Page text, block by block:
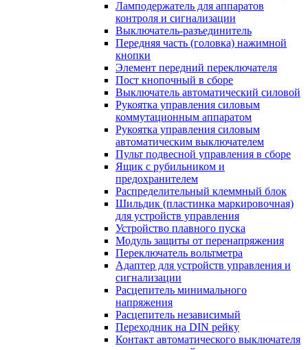
Ламподержатель для аппаратов
контроля и сигнализации
Выключатель-разъединитель
Передняя часть (головка) нажимной
кнопки
Элемент передний переключателя
Пост кнопочный в сборе
Выключатель автоматический силовой
Рукоятка управления силовым
коммутационным аппаратом
Рукоятка управления силовым
автоматическим выключателем
Пульт подвесной управления в сборе
Ящик с рубильником и
предохранителем
Распределительный клеммный блок
Шильдик (пластинка маркировочная)
для устройств управления
Устройство плавного пуска
Модуль защиты от перенапряжения
Переключатель вольтметра
Адаптер для устройств управления и
сигнализации
Расцепитель минимального
напряжения
Расцепитель независимый
Переходник на DIN рейку
Контакт автоматического выключателя